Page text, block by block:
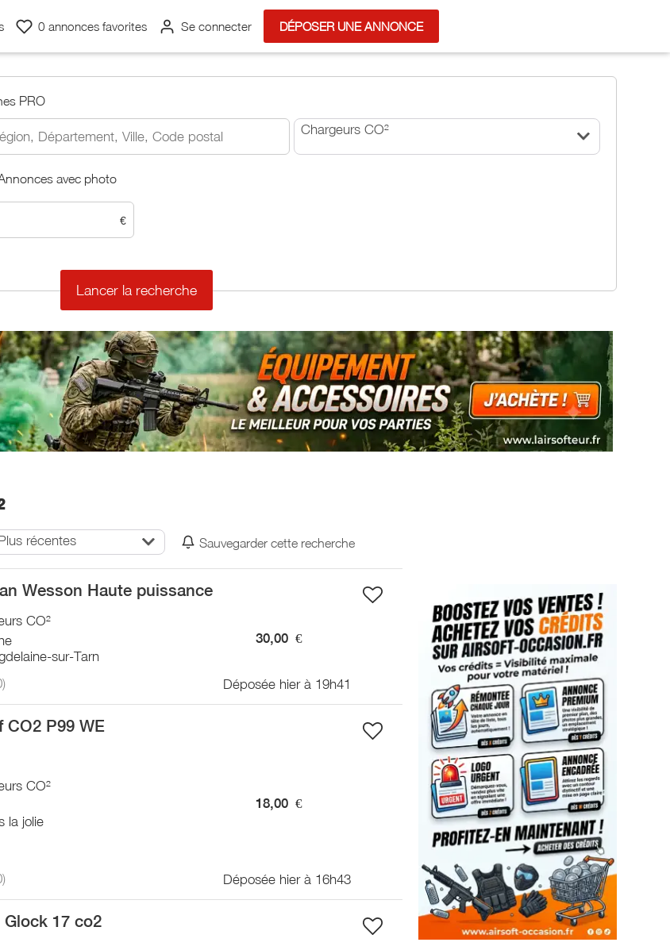
0 annonces favorites Se connecter DÉPOSER UNE ANNONCE
PRO
Chargeurs CO²
avec photo
€
récentes Sauvegarder cette recherche
Wesson Haute puissance
CO²
sur-Tarn
30,00 €
(0) Déposée hier à 19h41
CO2 P99 WE
CO²
la jolie
18,00 €
(0) Déposée hier à 16h43
17 co2